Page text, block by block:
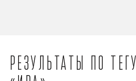
Результаты по тегу